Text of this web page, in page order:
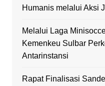
Humanis melalui Aksi
Melalui Laga
Kemenkeu Sulbar
Antarinstansi
Rapat Finalisasi